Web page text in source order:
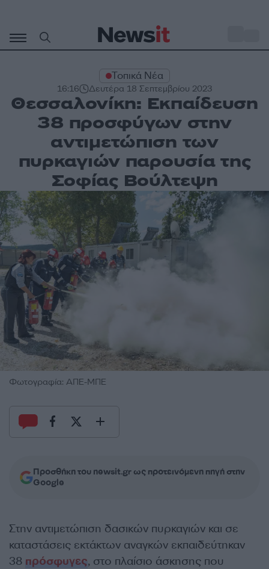
περιεχόμενο
Τοπικά Νέα
16:16 Δευτέρα 18 Σεπτεμβρίου 2023
Θεσσαλονίκη: Εκπαίδευση
38 προσφύγων στην
αντιμετώπιση των
πυρκαγιών παρουσία της
Σοφίας Βούλτεψη
Φωτογραφία: ΑΠΕ-ΜΠΕ
Προσθήκη του newsit.gr ως προτεινόμενη πηγή στην
Google
Στην αντιμετώπιση δασικών πυρκαγιών και σε
καταστάσεις εκτάκτων αναγκών εκπαιδεύτηκαν
38 πρόσφυγες, στο πλαίσιο άσκησης που